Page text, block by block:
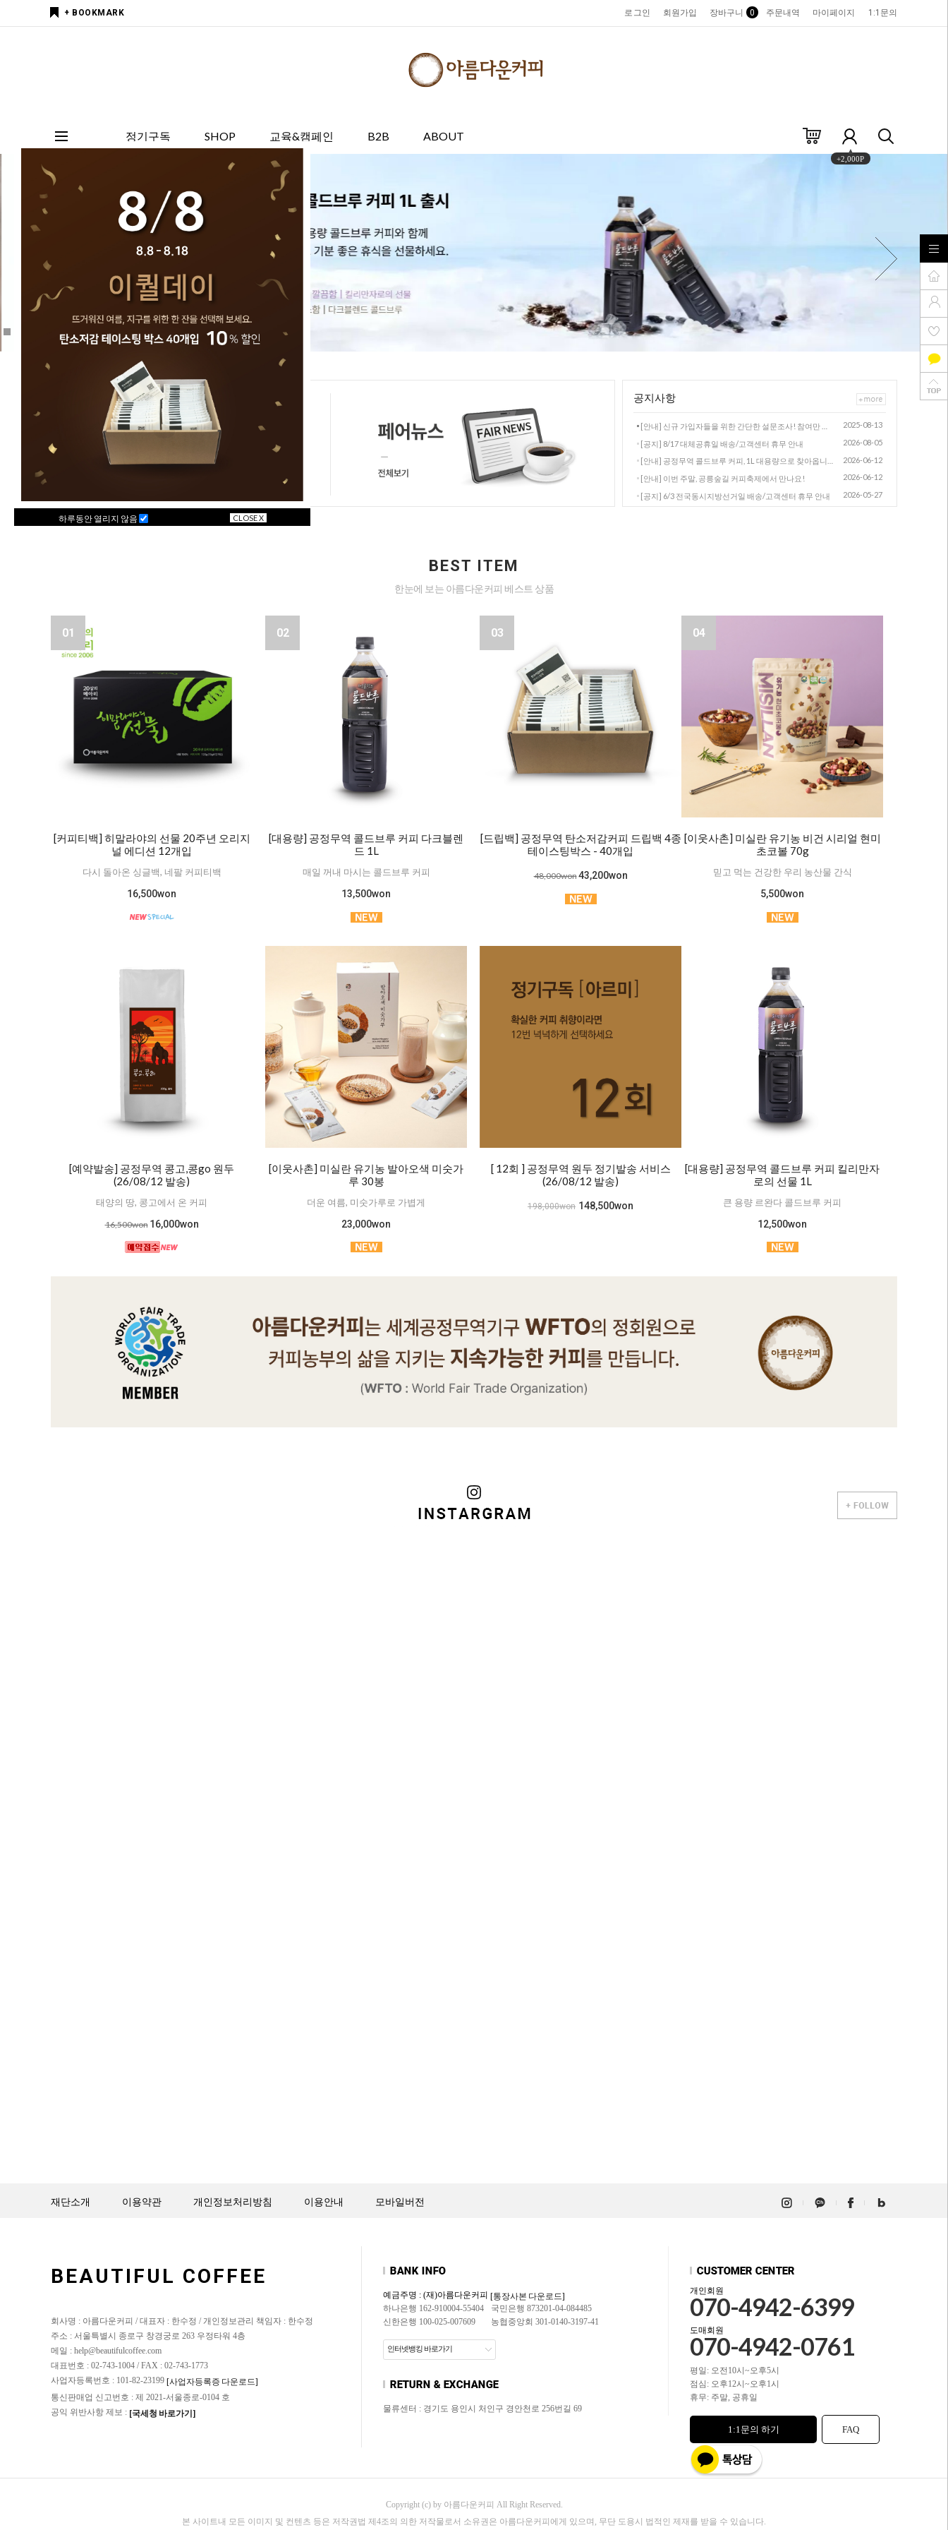
+ BOOKMARK 로그인 회원가입 장바구니 0 주문내역 마이페이지 1:1문의
정기구독 SHOP 교육&캠페인 B2B ABOUT
+2,000P
공지사항
2025-08-13
[공지] 8/17 대체공휴일 배송/고객센터 휴무 안내 2026-08-05
2026-06-12
[안내] 이번 주말, 공릉숲길 커피축제에서 만나요! 2026-06-12
[공지] 6/3 전국동시지방선거일 배송/고객센터 휴무 안내 2026-05-27
BEST ITEM
한눈에 보는 아름다운커피 베스트 상품
01
[커피티백] 히말라야의 선물 20주년 오리지
널 에디션 12개입
다시 돌아온 싱글백, 네팔 커피티백
16,500won
02
[대용량] 공정무역 콜드브루 커피 다크블렌
드 1L
매일 꺼내 마시는 콜드브루 커피
13,500won
03
[드립백] 공정무역 탄소저감커피 드립백 4종
테이스팅박스 - 40개입
48,000won43,200won
04
[이웃사촌] 미실란 유기농 비건 시리얼 현미
초코볼 70g
믿고 먹는 건강한 우리 농산물 간식
5,500won
[예약발송] 공정무역 콩고,콩go 원두
(26/08/12 발송)
태양의 땅, 콩고에서 온 커피
16,500won 16,000won
[이웃사촌] 미실란 유기농 발아오색 미숫가
루 30봉
더운 여름, 미숫가루로 가볍게
23,000won
[ 12회 ] 공정무역 원두 정기발송 서비스
(26/08/12 발송)
198,000won 148,500won
[대용량] 공정무역 콜드브루 커피 킬리만자
로의 선물 1L
큰 용량 르완다 콜드브루 커피
12,500won
재단소개 이용약관 개인정보처리방침 이용안내 모바일버전
BEAUTIFUL COFFEE
회사명 : 아름다운커피 / 대표자 : 한수정 / 개인정보관리 책임자 : 한수정
주소 : 서울특별시 종로구 창경궁로 263 우정타워 4층
메일 : help@beautifulcoffee.com
대표번호 : 02-743-1004 / FAX : 02-743-1773
사업자등록번호 : 101-82-23199 [사업자등록증 다운로드]
통신판매업 신고번호 : 제 2021-서울종로-0104 호
공익 위반사항 제보 : [국세청 바로가기]
예금주명 : (재)아름다운커피 [통장사본 다운로드]
하나은행 162-910004-55404
국민은행 873201-04-084485
신한은행 100-025-007609
농협중앙회 301-0140-3197-41
인터넷뱅킹 바로가기
물류센터 : 경기도 용인시 처인구 경안천로 256번길 69
개인회원
070-4942-6399
도매회원
070-4942-0761
평일: 오전10시~오후5시
점심: 오후12시~오후1시
휴무: 주말, 공휴일
1:1문의 하기 FAQ
Copyright (c) by 아름다운커피 All Right Reserved.
본 사이트내 모든 이미지 및 컨텐츠 등은 저작권법 제4조의 의한 저작물로서 소유권은 아름다운커피에게 있으며, 무단 도용시 법적인 제재를 받을 수 있습니다.
하루동안 열리지 않음 CLOSE X